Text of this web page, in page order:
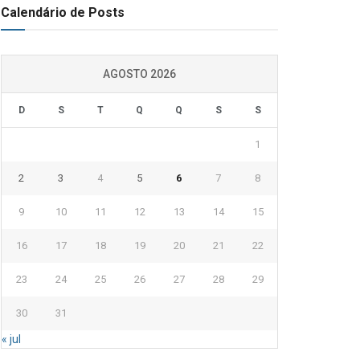
Calendário de Posts
AGOSTO 2026
D S T Q Q S S
1
2 3 4 5 6 7 8
9 10 11 12 13 14 15
16 17 18 19 20 21 22
23 24 25 26 27 28 29
30 31
« jul